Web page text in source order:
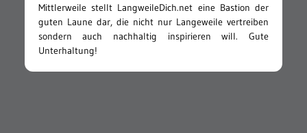
Mittlerweile stellt LangweileDich.net eine Bastion der
guten Laune dar, die nicht nur Langeweile vertreiben
sondern auch nachhaltig inspirieren will. Gute
Unterhaltung!